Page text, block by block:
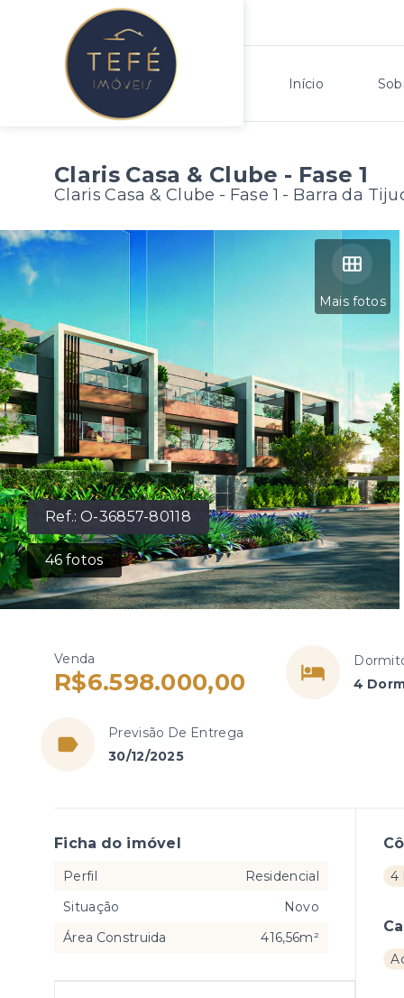
Início
Claris Casa & Clube - Fase 1
Claris Casa & Clube - Fase 1 - Barra da
Ref.:O-36857-80118
46 fotos
Mais fotos
Venda
R$6.598.000,00
4
Previsão De Entrega
30/12/2025
4
Ficha do imóvel
Perfil
Residencial
Situação
Novo
Área Construida
416,56m²